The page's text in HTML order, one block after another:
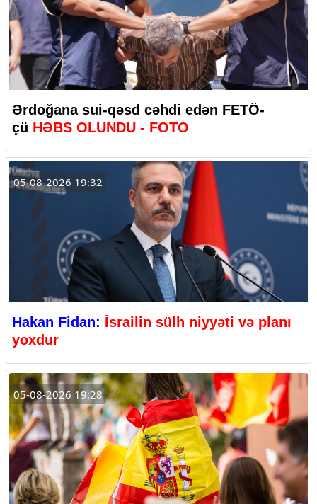
Ərdoğana sui-qəsd cəhdi edən FETÖ-
çü HƏBS OLUNDU - FOTO
05-08-2026 19:32
Hakan Fidan: İsrailin sülh niyyəti və planı
yoxdur
05-08-2026 19:28